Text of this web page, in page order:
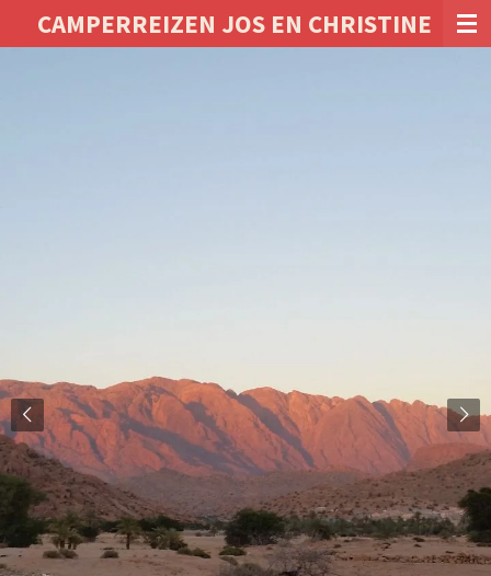
direct
CAMPERREIZEN JOS EN CHRISTINE